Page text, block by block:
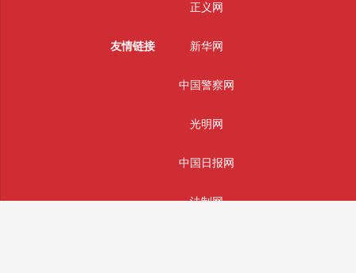
友情链接
正义网
新华网
中国警察网
光明网
中国日报网
法制网